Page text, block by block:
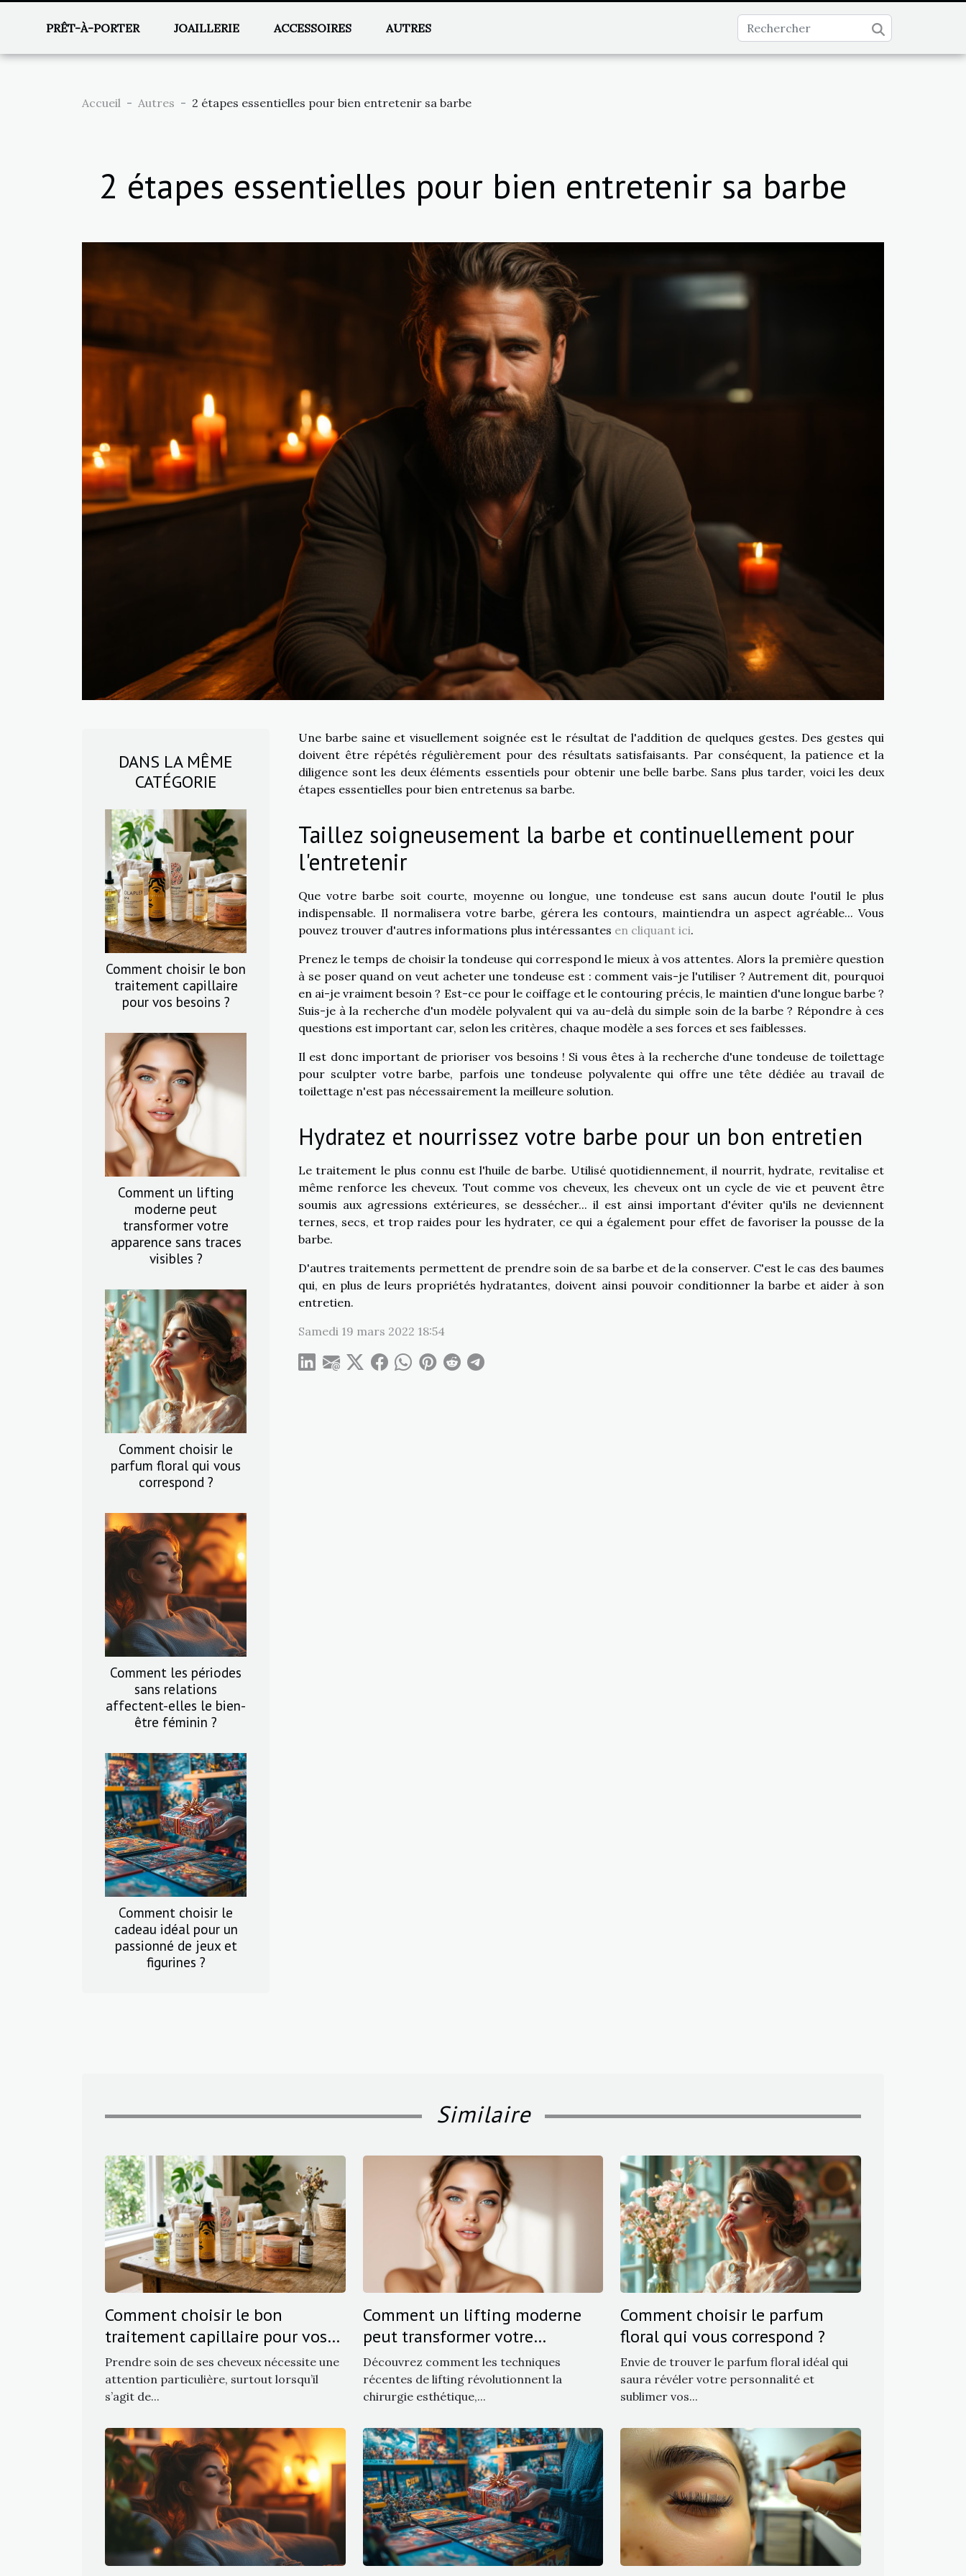
PRÊT-À-PORTER JOAILLERIE ACCESSOIRES AUTRES
Accueil Autres 2 étapes essentielles pour bien entretenir sa barbe
2 étapes essentielles pour bien entretenir sa barbe
DANS LA MÊME
CATÉGORIE
Comment choisir le bon
traitement capillaire
pour vos besoins ?
Comment un lifting
moderne peut
transformer votre
apparence sans traces
visibles ?
Comment choisir le
parfum floral qui vous
correspond ?
Comment les périodes
sans relations
affectent-elles le bien-
être féminin ?
Comment choisir le
cadeau idéal pour un
passionné de jeux et
figurines ?
Une barbe saine et visuellement soignée est le résultat de l'addition de quelques gestes. Des gestes qui
doivent être répétés régulièrement pour des résultats satisfaisants. Par conséquent, la patience et la
diligence sont les deux éléments essentiels pour obtenir une belle barbe. Sans plus tarder, voici les deux
étapes essentielles pour bien entretenus sa barbe.
Taillez soigneusement la barbe et continuellement pour
l'entretenir
Que votre barbe soit courte, moyenne ou longue, une tondeuse est sans aucun doute l'outil le plus
indispensable. Il normalisera votre barbe, gérera les contours, maintiendra un aspect agréable... Vous
pouvez trouver d'autres informations plus intéressantes en cliquant ici.
Prenez le temps de choisir la tondeuse qui correspond le mieux à vos attentes. Alors la première question
à se poser quand on veut acheter une tondeuse est : comment vais-je l'utiliser ? Autrement dit, pourquoi
en ai-je vraiment besoin ? Est-ce pour le coiffage et le contouring précis, le maintien d'une longue barbe ?
Suis-je à la recherche d'un modèle polyvalent qui va au-delà du simple soin de la barbe ? Répondre à ces
questions est important car, selon les critères, chaque modèle a ses forces et ses faiblesses.
Il est donc important de prioriser vos besoins ! Si vous êtes à la recherche d'une tondeuse de toilettage
pour sculpter votre barbe, parfois une tondeuse polyvalente qui offre une tête dédiée au travail de
toilettage n'est pas nécessairement la meilleure solution.
Hydratez et nourrissez votre barbe pour un bon entretien
Le traitement le plus connu est l'huile de barbe. Utilisé quotidiennement, il nourrit, hydrate, revitalise et
même renforce les cheveux. Tout comme vos cheveux, les cheveux ont un cycle de vie et peuvent être
soumis aux agressions extérieures, se dessécher... il est ainsi important d'éviter qu'ils ne deviennent
ternes, secs, et trop raides pour les hydrater, ce qui a également pour effet de favoriser la pousse de la
barbe.
D'autres traitements permettent de prendre soin de sa barbe et de la conserver. C'est le cas des baumes
qui, en plus de leurs propriétés hydratantes, doivent ainsi pouvoir conditionner la barbe et aider à son
entretien.
Samedi 19 mars 2022 18:54
Similaire
Comment choisir le bon
traitement capillaire pour vos
besoins ?
Prendre soin de ses cheveux nécessite une
attention particulière, surtout lorsqu’il
s’agit de...
Comment un lifting moderne
peut transformer votre
apparence sans traces visibles ?
Découvrez comment les techniques
récentes de lifting révolutionnent la
chirurgie esthétique,...
Comment choisir le parfum
floral qui vous correspond ?
Envie de trouver le parfum floral idéal qui
saura révéler votre personnalité et
sublimer vos...